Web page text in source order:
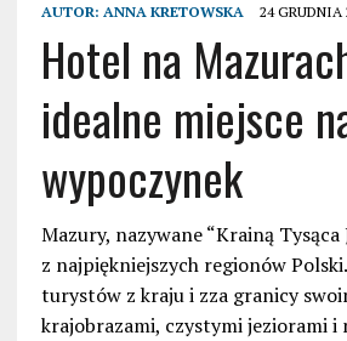
AUTOR: ANNA KRETOWSKA 24 GRUDNIA
Hotel na
idealne miejsce
wypoczynek
Mazury, nazywane “Krainą Tysąca
z najpiękniejszych regionów
turystów z kraju i zza granicy
krajobrazami, czystymi jeziorami i